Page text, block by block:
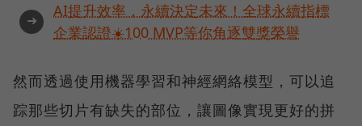
➜
AI提升效率，永續決定未來！全球永續指標
企業認證☀️100 MVP等你角逐雙獎榮譽
然而透過使用機器學習和神經網絡模型，可以追
踪那些切片有缺失的部位，讓圖像實現更好的拼